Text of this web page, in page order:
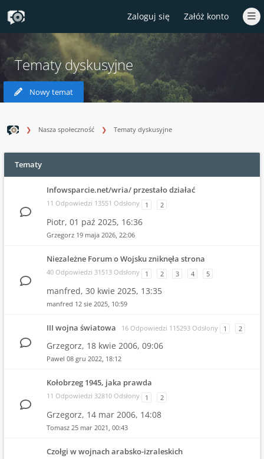
Zaloguj się Załóż konto
Tematy dyskusyjne
Nowy temat
Nasza społeczność Tematy dyskusyjne
Tematy
Infowsparcie.net/wria/ przestało działać
11 Odpowiedzi 13551 Odsłony 1 2
Piotr, 01 paź 2025, 16:36
Grzegorz 19 maja 2026, 22:06
Niezależne Forum o Wojsku zniknęła strona
40 Odpowiedzi 31513 Odsłony 1 2 3 4 5
manfred, 30 kwie 2025, 13:35
manfred 12 sie 2025, 10:59
III wojna światowa 16 Odpowiedzi 115293 Odsłony 1 2
Grzegorz, 18 kwie 2006, 09:06
Pawel 08 gru 2022, 18:12
Kołobrzeg 1945, jaka prawda
11 Odpowiedzi 32810 Odsłony 1 2
Grzegorz, 14 mar 2006, 14:08
Tomasz 25 mar 2021, 00:43
Czołgi w wojnach arabsko-izraleskich